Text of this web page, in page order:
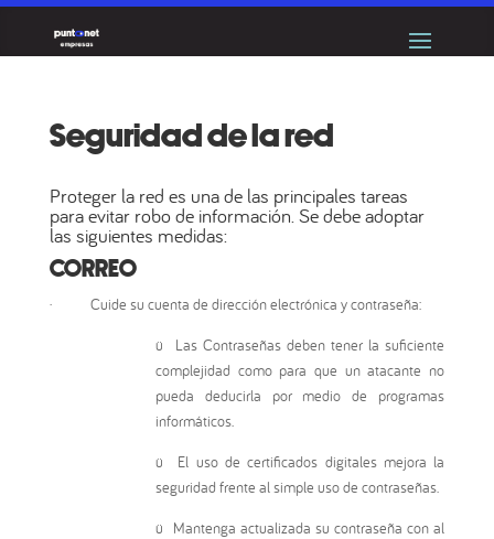
Seguridad de la red
Proteger la red es una de las principales tareas
para evitar robo de información. Se debe adoptar
las siguientes medidas:
CORREO
· Cuide su cuenta de dirección electrónica y contraseña:
ü Las Contraseñas deben tener la suficiente
complejidad como para que un atacante no
pueda deducirla por medio de programas
informáticos.
ü El uso de certificados digitales mejora la
seguridad frente al simple uso de contraseñas.
ü Mantenga actualizada su contraseña con al